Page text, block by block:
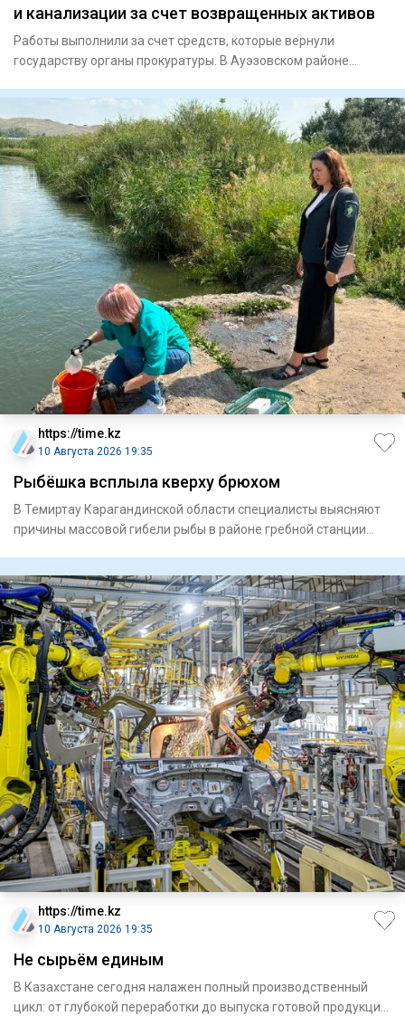
и канализации за счет возвращенных активов
Работы выполнили за счет средств, которые вернули
государству органы прокуратуры. В Ауэзовском районе
https://time.kz
10 Августа 2026 19:35
Рыбёшка всплыла кверху брюхом
В Темиртау Карагандинской области специалисты выясняют
причины массовой гибели рыбы в районе гребной станции
https://time.kz
10 Августа 2026 19:35
Не сырьём единым
В Казахстане сегодня налажен полный производственный
цикл: от глубокой переработки до выпуска готовой продукции